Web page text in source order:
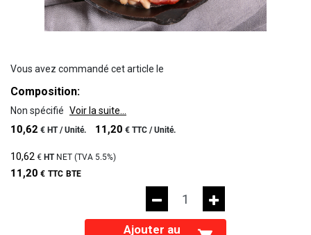
Vous avez commandé cet article le
Composition:
Non spécifié Voir la suite...
10,62 € HT /Unité. 11,20 € TTC /Unité.
10,62 € HTNET (TVA 5.5%)
11,20 € TTC BTE
Ajouter au